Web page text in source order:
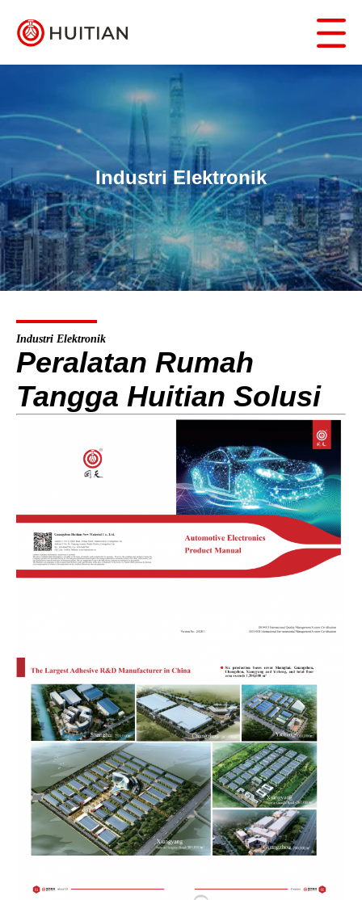
Industri Elektronik
Industri Elektronik
Peralatan Rumah
Tangga Huitian Solusi